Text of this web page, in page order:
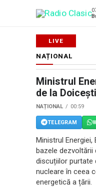
NAȚIONAL
Ministrul
de la Doicești
NAȚIONAL 00:59
TELEGRAM
Ministrul
bazele dezvoltării
discuțiilor purtate
nucleare în ceea
energetică a țării.